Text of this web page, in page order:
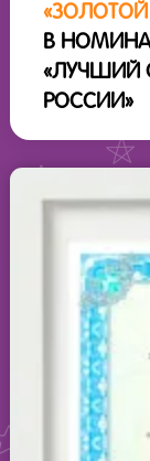
В
«ЛУЧШИЙ
РОССИИ»